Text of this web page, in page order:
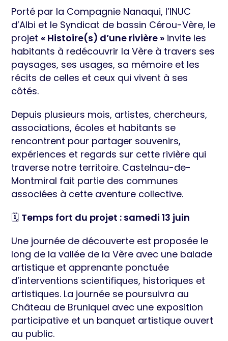
Porté par la Compagnie Nanaqui, l’INUC
d’Albi et le Syndicat de bassin Cérou-Vère, le
projet « Histoire(s) d’une rivière » invite les
habitants à redécouvrir la Vère à travers ses
paysages, ses usages, sa mémoire et les
récits de celles et ceux qui vivent à ses
côtés.
Depuis plusieurs mois, artistes, chercheurs,
associations, écoles et habitants se
rencontrent pour partager souvenirs,
expériences et regards sur cette rivière qui
traverse notre territoire. Castelnau-de-
Montmiral fait partie des communes
associées à cette aventure collective.
🗓️ Temps fort du projet : samedi 13 juin
Une journée de découverte est proposée le
long de la vallée de la Vère avec une balade
artistique et apprenante ponctuée
d’interventions scientifiques, historiques et
artistiques. La journée se poursuivra au
Château de Bruniquel avec une exposition
participative et un banquet artistique ouvert
au public.